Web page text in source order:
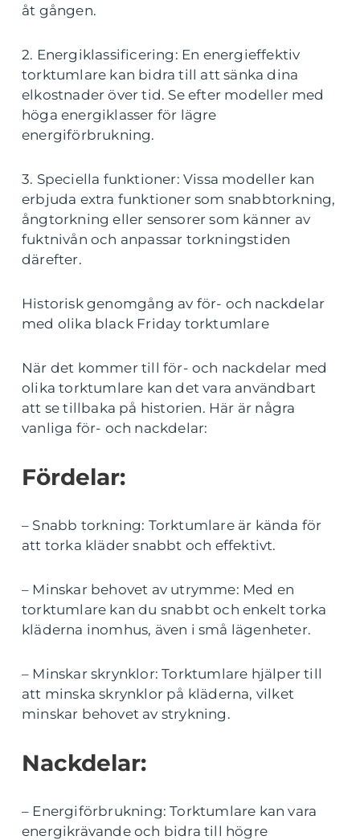
åt gången.
2. Energiklassificering: En energieffektiv
torktumlare kan bidra till att sänka dina
elkostnader över tid. Se efter modeller med
höga energiklasser för lägre
energiförbrukning.
3. Speciella funktioner: Vissa modeller kan
erbjuda extra funktioner som snabbtorkning,
ångtorkning eller sensorer som känner av
fuktnivån och anpassar torkningstiden
därefter.
Historisk genomgång av för- och nackdelar
med olika black Friday torktumlare
När det kommer till för- och nackdelar med
olika torktumlare kan det vara användbart
att se tillbaka på historien. Här är några
vanliga för- och nackdelar:
Fördelar:
– Snabb torkning: Torktumlare är kända för
att torka kläder snabbt och effektivt.
– Minskar behovet av utrymme: Med en
torktumlare kan du snabbt och enkelt torka
kläderna inomhus, även i små lägenheter.
– Minskar skrynklor: Torktumlare hjälper till
att minska skrynklor på kläderna, vilket
minskar behovet av strykning.
Nackdelar:
– Energiförbrukning: Torktumlare kan vara
energikrävande och bidra till högre